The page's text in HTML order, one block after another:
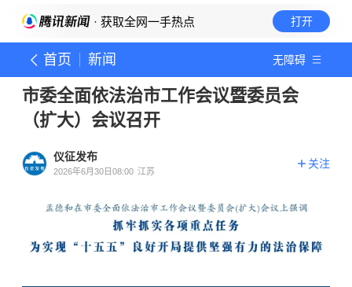
· 获取全网一手热点 打开
首页 新闻 无障碍
市委全面依法治市工作会议暨委员会
（扩大）会议召开
仪征发布
2026年6月30日08:00 江苏
关注